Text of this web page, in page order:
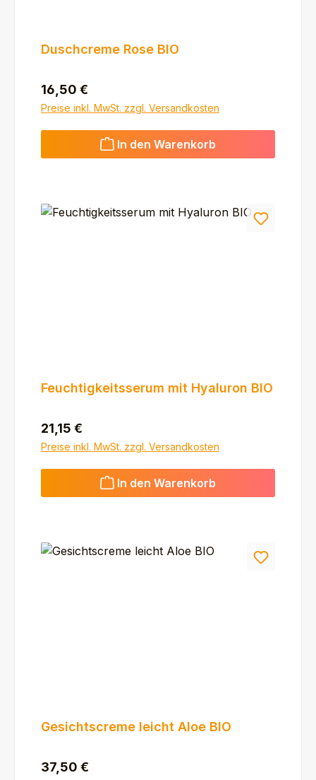
Duschcreme Rose BIO
Regulärer Preis:
16,50 €
Preise inkl. MwSt. zzgl. Versandkosten
In den Warenkorb
Feuchtigkeitsserum mit Hyaluron BIO
Regulärer Preis:
21,15 €
Preise inkl. MwSt. zzgl. Versandkosten
In den Warenkorb
Gesichtscreme leicht Aloe BIO
Regulärer Preis:
37,50 €